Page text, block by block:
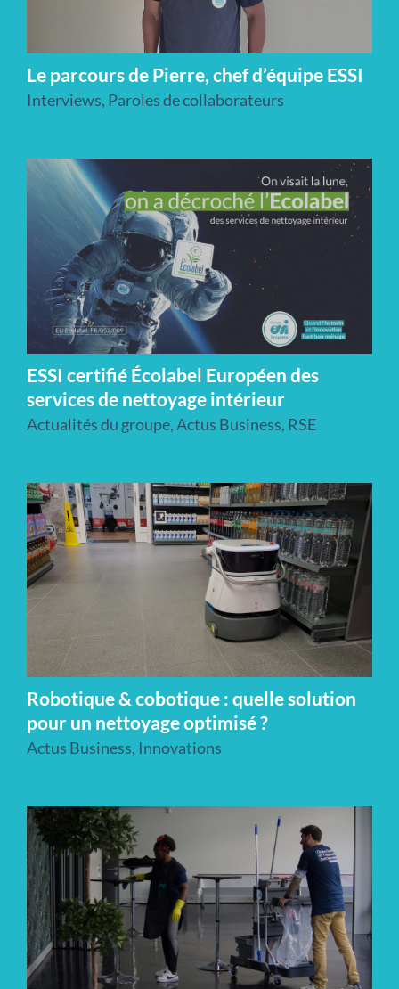
Le parcours de Pierre, chef d’équipe ESSI
Interviews, Paroles de collaborateurs
ESSI certifié Écolabel Européen des
services de nettoyage intérieur
Actualités du groupe,Actus Business, RSE
Robotique & cobotique : quelle solution
pour un nettoyage optimisé ?
Actus Business, Innovations